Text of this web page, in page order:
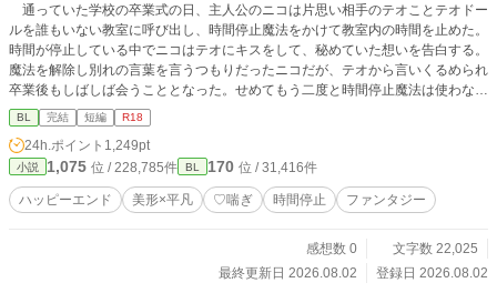
通っていた学校の卒業式の日、主人公のニコは片思い相手のテオことテオドー
ルを誰もいない教室に呼び出し、時間停止魔法をかけて教室内の時間を止めた。
時間が停止している中でニコはテオにキスをして、秘めていた想いを告白する。
魔法を解除し別れの言葉を言うつもりだったニコだが、テオから言いくるめられ
卒業後もしばしば会うこととなった。せめてもう二度と時間停止魔法は使わない
とニコは決意する。 しかしその決意虚しく、結局ニコは卒業後もテオに対し
時間停止魔法を何度もかけてしまっていた。ニコの家で一緒に夕飯を食べたあ
と、ニコはテオの時間を止めキスやフェラをしていく。テオが帰ったあとはテオ
を思い出しながらニコは自慰をする。そんな日々が続いていた。 しかしある
日別の友人から、テオには好きな人がいるという話を聞いてしまったニコは―
―。 主人公が片思い相手の犬獣人に時間停止魔法をかけてあれやこれやする
BL 完結 短編 R18
24h.ポイント 1,249pt
小説 1,075 位 / 228,785件 BL 170 位 / 31,416件
ハッピーエンド 美形×平凡 ♡喘ぎ 時間停止 ファンタジー
感想数 0
文字数 22,025
最終更新日 2026.08.02
登録日 2026.08.02